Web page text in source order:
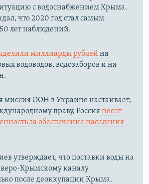
с водоснабжением Крыма.
что 2020 год стал самым
лет наблюдений.​
миллиарды рублей на
водоводов, водозаборов и на
миссия ООН в Украине настаивает,
праву, Россиянесет
за обеспечение населения
утверждает, что поставки воды на
Крымскому каналу
после деоккупации Крыма.